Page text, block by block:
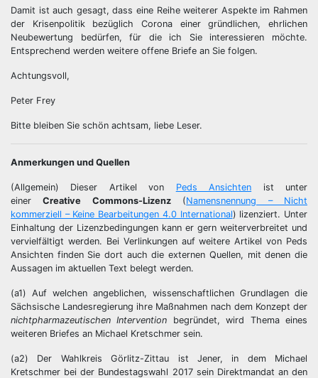
Damit ist auch gesagt, dass eine Reihe weiterer Aspekte im Rahmen
der Krisenpolitik bezüglich Corona einer gründlichen, ehrlichen
Neubewertung bedürfen, für die ich Sie interessieren möchte.
Entsprechend werden weitere offene Briefe an Sie folgen.
Achtungsvoll,
Peter Frey
Bitte bleiben Sie schön achtsam, liebe Leser.
Anmerkungen und Quellen
(Allgemein) Dieser Artikel von Peds Ansichten ist unter
einerCreative Commons-Lizenz(Namensnennung – Nicht
kommerziell – Keine Bearbeitungen 4.0 International) lizenziert. Unter
Einhaltung der Lizenzbedingungen kann er gern weiterverbreitet und
vervielfältigt werden. Bei Verlinkungen auf weitere Artikel von Peds
Ansichten finden Sie dort auch die externen Quellen, mit denen die
Aussagen im aktuellen Text belegt werden.
(a1) Auf welchen angeblichen, wissenschaftlichen Grundlagen die
Sächsische Landesregierung ihre Maßnahmen nach dem Konzept der
nichtpharmazeutischen Intervention begründet, wird Thema eines
weiteren Briefes an Michael Kretschmer sein.
(a2) Der Wahlkreis Görlitz-Zittau ist Jener, in dem Michael
Kretschmer bei der Bundestagswahl 2017 sein Direktmandat an den